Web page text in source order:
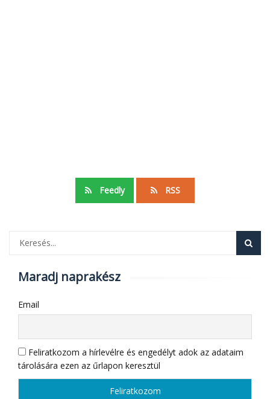
Feedly RSS
Maradj naprakész
Email
Feliratkozom a hírlevélre és engedélyt adok az adataim
tárolására ezen az űrlapon keresztül